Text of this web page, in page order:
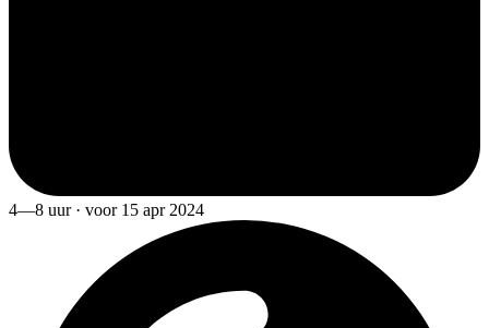
4—8 uur · voor 15 apr 2024